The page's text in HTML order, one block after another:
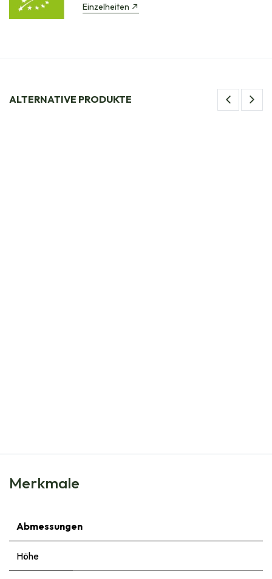
Einzelheiten
ALTERNATIVE PRODUKTE
Merkmale
Abmessungen
Höhe